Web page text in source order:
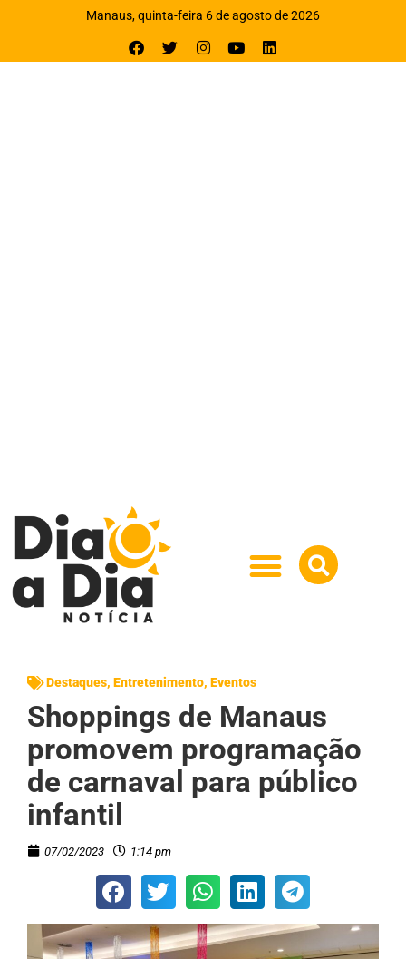
Manaus, quinta-feira 6 de agosto de 2026
Destaques, Entretenimento, Eventos
Shoppings de Manaus
promovem programação
de carnaval para público
infantil
07/02/2023 1:14 pm